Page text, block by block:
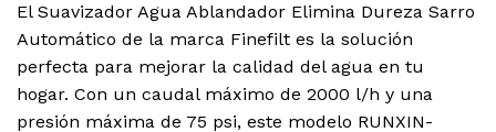
El Suavizador Agua Ablandador Elimina Dureza Sarro
Automático de la marca Finefilt es la solución
perfecta para mejorar la calidad del agua en tu
hogar. Con un caudal máximo de 2000 l/h y una
presión máxima de 75 psi, este modelo RUNXIN-